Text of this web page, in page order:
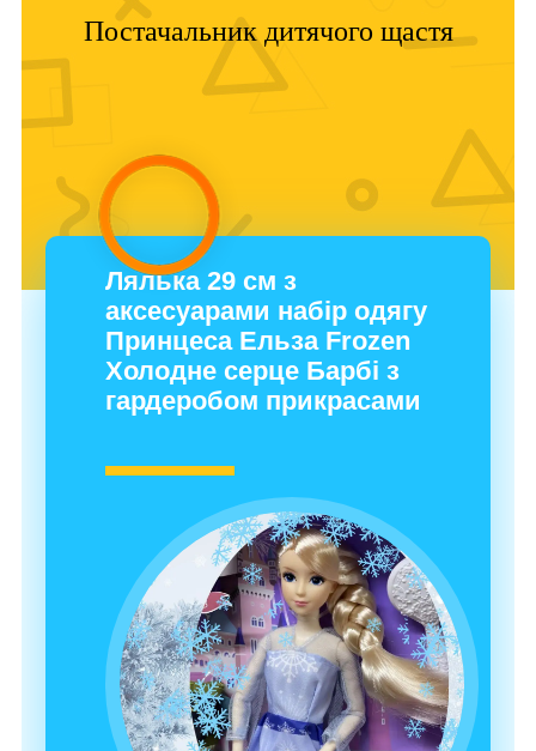
Постачальник дитячого щастя
Лялька 29 см з
аксесуарами набір одягу
Принцеса Ельза Frozen
Холодне серце Барбі з
гардеробом прикрасами